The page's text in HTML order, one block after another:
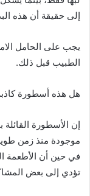
إلى حقيقة أن هذه
يجب على الحامل
الطبيب قبل ذلك.
هل هذه أسطورة
إن الأسطورة القائلة
موجودة منذ زمن
في حين أن الأطعمة
تؤدي إلى بعض